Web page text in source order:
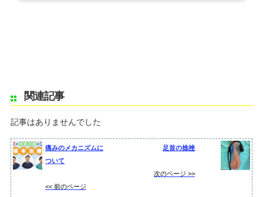
関連記事
記事はありませんでした
痛みのメカニズムに
ついて
<< 前のページ
足首の捻挫
次のページ >>